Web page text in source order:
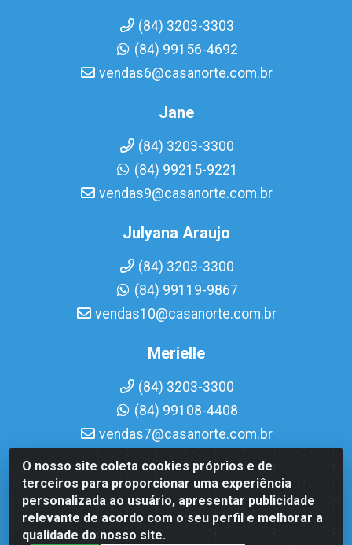
O nosso site coleta cookies próprios e de
terceiros para proporcionar uma experiência
personalizada ao usuário, apresentar publicidade
relevante de acordo com o seu perfil e melhorar a
qualidade do nosso site.
(84) 3203-3303
(84) 99156-4692
vendas6@casanorte.com.br
Jane
(84) 3203-3300
(84) 99215-9221
vendas9@casanorte.com.br
Julyana Araujo
(84) 3203-3300
(84) 99119-9867
vendas10@casanorte.com.br
Merielle
(84) 3203-3300
(84) 99108-4408
vendas7@casanorte.com.br
Casa Norte LTDA - Av. Interventor Mário Câmara, 1815 -
Dix-Sept Rosado, Natal/RN - CEP 59054-600 - CNPJ
08.713.513/0001-51